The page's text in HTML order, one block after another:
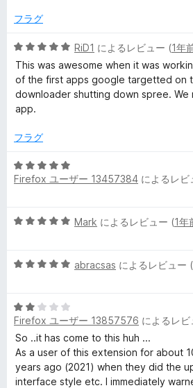
中
の
評
フラグ
5
段
階
中
5
評
RiD1 によるレビュー (1年
This was awesome when it was
of the first apps google targetted on
downloader shutting down spree. We
app.
フラグ
5
段
5
価
Firefox ユーザー 13457384 によるレビ
5
中
評
価
Mark によるレビュー (1年
5
中
5
の
評
価
abracsas によるレビュー (
5
段
階
中
2
の
Firefox ユーザー 13857576 によるレビ
So ..it has come to this huh ...
As a user of this extension for about
years ago (2021) when they did the
interface style etc. I immediately